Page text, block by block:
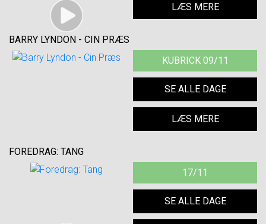
LÆS MERE
BARRY LYNDON - CIN PRÆS
KUBRICK 09/11
SE ALLE DAGE
LÆS MERE
FOREDRAG: TANG
17/11
SE ALLE DAGE